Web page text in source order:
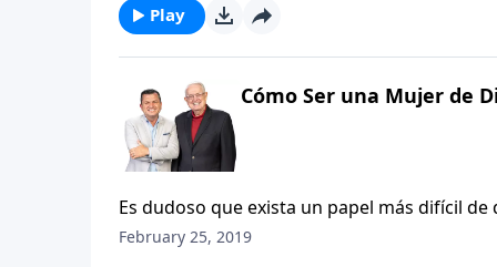
desea hacerla perder el balance. Hay
vivirla o si por el contrario estarían
Convertirse en una mujer de Dios
Play
Cómo Ser una Mujer de
Es dudoso que exista un papel más difícil
desea caminar con Dios. La cuerda floja por
February 25, 2019